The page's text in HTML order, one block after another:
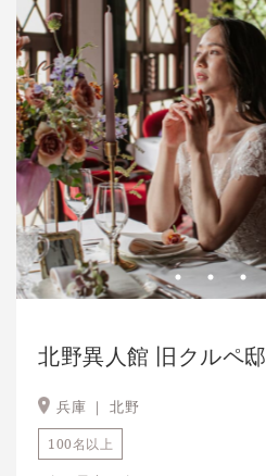
北野異人館 旧クルペ邸
兵庫 ｜ 北野
100名以上